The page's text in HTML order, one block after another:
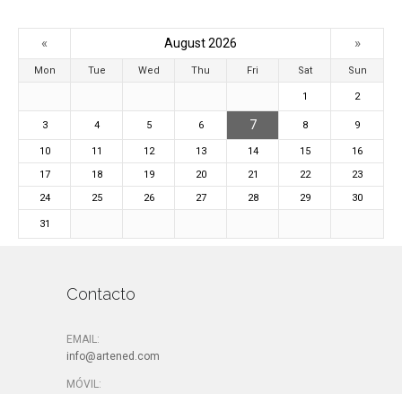
« August 2026 »
Mon Tue Wed Thu Fri Sat Sun
1 2
3 4 5 6 7 8 9
10 11 12 13 14 15
16
17
18 19 20 21 22
23
24
25 26 27 28 29 30
31
Contacto
EMAIL:
info@artened.com
MÓVIL: